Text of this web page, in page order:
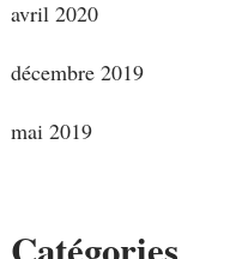
avril 2020
décembre 2019
mai 2019